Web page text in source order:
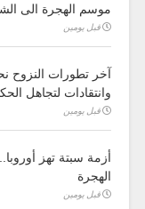
موسم الهجرة الى
قبل يومين
آخر تطورات النزوح
وانتقادات لتجاهل
قبل يومين
أزمة سبتة تهز
الهجرة
قبل يومين